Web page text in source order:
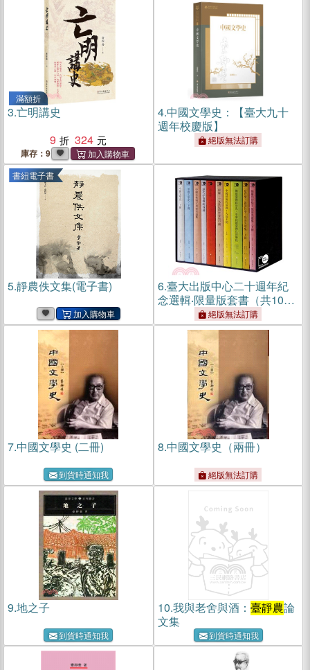
滿額折
3.亡明講史
9
324
庫存：9
4.中國文學史：【臺大九十
週年校慶版】
絕版無法訂購
書紐電子書
5.靜農佚文集(電子書) 6.臺大出版中心二十週年紀
念選輯‧限量版套書（共10
絕版無法訂購
7.中國文學史 (二冊)
到貨時通知我
8.中國文學史（兩冊）
絕版無法訂購
9.地之子
到貨時通知我
10.我與老舍與酒： 臺靜農論
文集
到貨時通知我